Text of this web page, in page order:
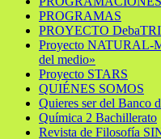
PROGRAMAS
PROYECTO
Proyecto NATURAL-
del medio»
Proyecto STARS
QUIÉNES SOMOS
Quieres ser del Banco
Química 2 Bachillerato
Revista de Filosofía